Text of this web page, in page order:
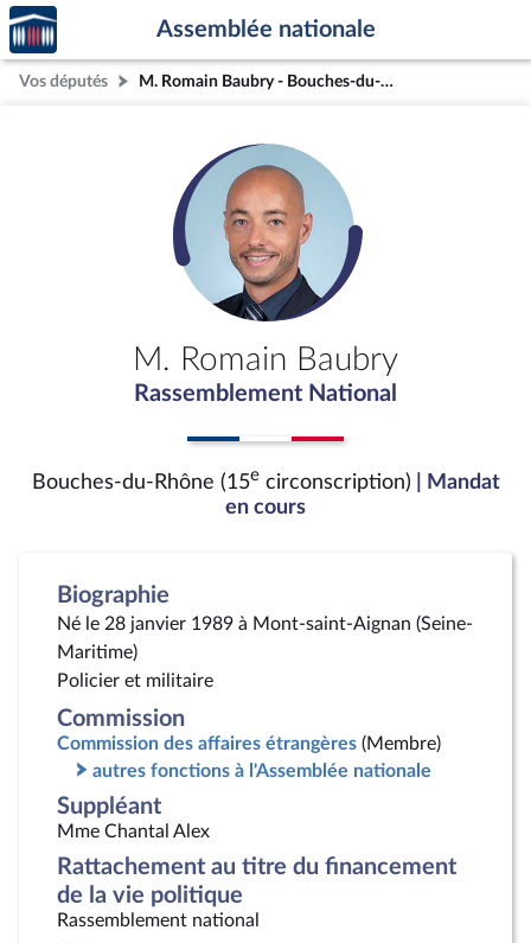
Aller au contenu
Aller en bas de la page
Accèder
à la
page
d'accueil
Assemblée nationale
Vos députés M. Romain Baubry - Bouches-du-Rhône (15e circonscription)
M. Romain Baubry
Rassemblement National
Bouches-du-Rhône (15ecirconscription)
| Mandat
en cours
Biographie
Né le 28 janvier 1989 à Mont-saint-Aignan (Seine-
Maritime)
Policier et militaire
Commission
Commission des affaires étrangères (Membre)
autres fonctions à l'Assemblée nationale
Suppléant
Mme Chantal Alex
Rattachement au titre du financement
de la vie politique
Rassemblement national